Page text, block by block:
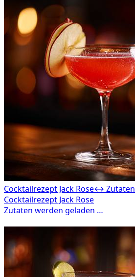
Cocktailrezept Jack Rose↔ Zutaten